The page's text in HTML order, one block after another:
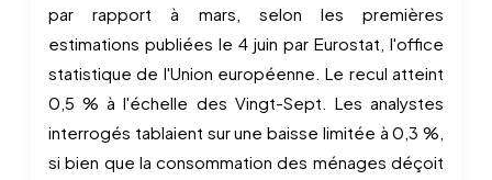
par rapport à mars, selon les premières
estimations publiées le 4 juin par Eurostat, l'office
statistique de l'Union européenne. Le recul atteint
0,5 % à l'échelle des Vingt-Sept. Les analystes
interrogés tablaient sur une baisse limitée à 0,3 %,
si bien que la consommation des ménages déçoit